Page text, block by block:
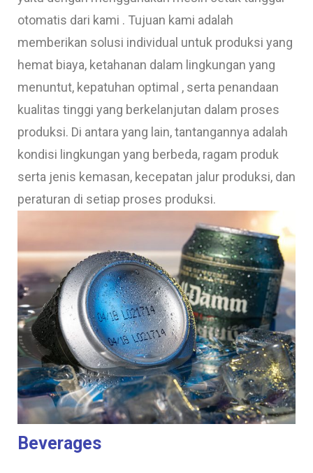
otomatis dari kami . Tujuan kami adalah
memberikan solusi individual untuk produksi yang
hemat biaya, ketahanan dalam lingkungan yang
menuntut, kepatuhan optimal , serta penandaan
kualitas tinggi yang berkelanjutan dalam proses
produksi. Di antara yang lain, tantangannya adalah
kondisi lingkungan yang berbeda, ragam produk
serta jenis kemasan, kecepatan jalur produksi, dan
peraturan di setiap proses produksi.
Beverages